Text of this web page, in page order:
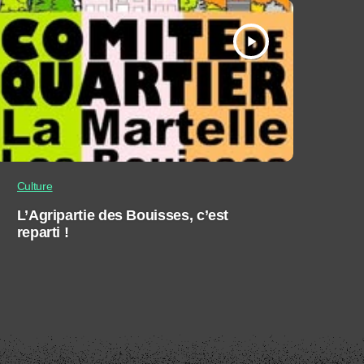
play_arrow
Culture
L’Agripartie des Bouisses, c’est
reparti !